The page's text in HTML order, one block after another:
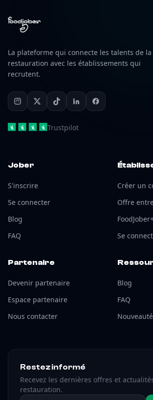
La plateforme qui connecte les talents de la
restauration avec les établissements qui
recrutent.
Trustpilot
Jober
S'inscrire
Se connecter
Blog
FAQ
Créer un
Offre
Se
Partenaire
Devenir partenaire
Espace partenaire
Nous contacter
Blog
FAQ
Restez informé
Recevez les dernières offres et
restauration.